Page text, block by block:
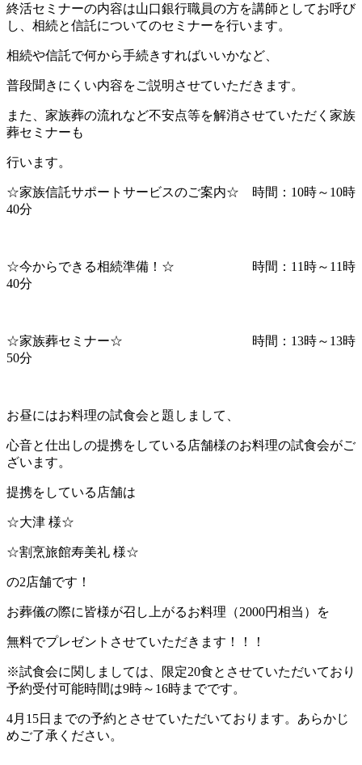
終活セミナーの内容は山口銀行職員の方を講師としてお呼び
し、相続と信託についてのセミナーを行います。
相続や信託で何から手続きすればいいかなど、
普段聞きにくい内容をご説明させていただきます。
また、家族葬の流れなど不安点等を解消させていただく家族
葬セミナーも
行います。
☆家族信託サポートサービスのご案内☆ 時間：10時～10時
40分
☆今からできる相続準備！☆ 時間：11時～11時
40分
☆家族葬セミナー☆ 時間：13時～13時
50分
お昼にはお料理の試食会と題しまして、
心音と仕出しの提携をしている店舗様のお料理の試食会がご
ざいます。
提携をしている店舗は
☆大津 様☆
☆割烹旅館寿美礼 様☆
の2店舗です！
お葬儀の際に皆様が召し上がるお料理（2000円相当）を
無料でプレゼントさせていただきます！！！
※試食会に関しましては、限定20食とさせていただいており
予約受付可能時間は9時～16時までです。
4月15日までの予約とさせていただいております。あらかじ
めご了承ください。